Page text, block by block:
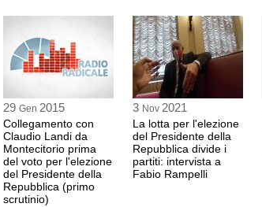
29 Gen 2015
Collegamento con
Claudio Landi da
Montecitorio prima
del voto per l'elezione
del Presidente della
Repubblica (primo
scrutinio)
3 Nov 2021
La lotta per l'elezione
del Presidente della
Repubblica divide i
partiti: intervista a
Fabio Rampelli